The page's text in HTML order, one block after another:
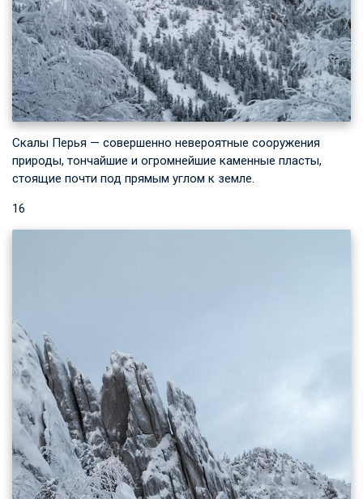
Скалы Перья — совершенно невероятные сооружения
природы, тончайшие и огромнейшие каменные пласты,
стоящие почти под прямым углом к земле.
16